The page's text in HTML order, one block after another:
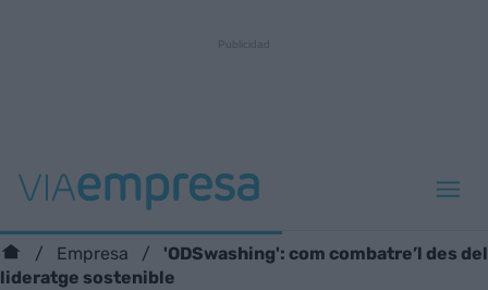
Empresa
'ODSwashing': com combatre’l des del
lideratge sostenible